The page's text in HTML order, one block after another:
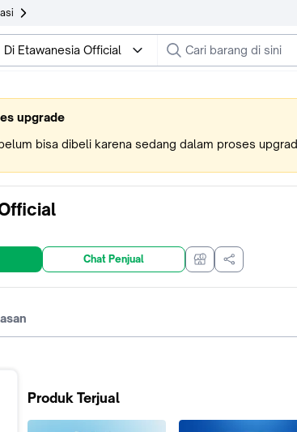
Di Etawanesia Official
upgrade
bisa dibeli karena sedang dalam proses
Chat Penjual
Produk Terjual